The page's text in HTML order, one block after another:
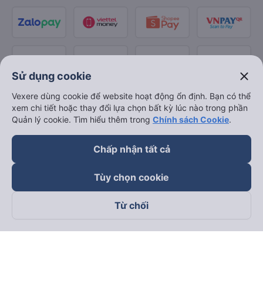
Theo dõi chúng tôi trên
Sử dụng cookie close
Vexere dùng cookie để website hoạt động ổn định. Bạn có thể
xem chi tiết hoặc thay đổi lựa chọn bất kỳ lúc nào trong phần
Quản lý cookie. Tìm hiểu thêm trong Chính sách Cookie.
Chấp nhận tất cả
Tùy chọn cookie
Từ chối